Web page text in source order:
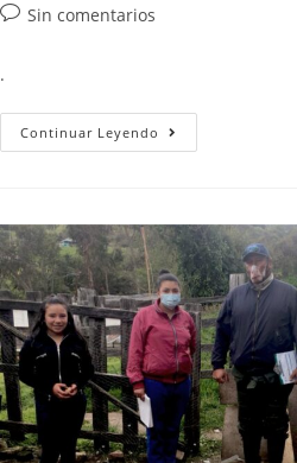
Sin comentarios
.
Continuar Leyendo